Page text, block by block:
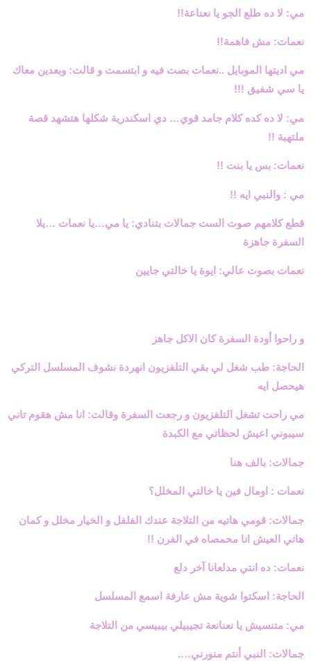
مي: لا ده طلع الجو يا نعناعة!!
نعمات: مش فاهمة!!
مي اديتها الموبايل ..نعمات بصت فيه و ابتسمت و قالت: وبعدين معاك
يا سي شفيق !!!
مي: لا ده كده كلام جامد قوي… دي اسكندرية شكلها هتشهد قصة
ملتهبة !!
نعمات: بس يا بنت !!
مي : والنبي ايه !!
قطع كلامهم صوت الست جمالات بتنادي: يا مي…يا نعمات …يلا
السفرة جاهزة
نعمات بصوت عالي: ايوة يا خالتي جايين
و راحوا أودة السفرة كان الاكل جاهز
الحاجة: طب شغل لي بقي التلفزيون انهردة نشوف المسلسل التركي
هيحصل ايه
مي راحت تشغل التلفزيون و رجعت السفرة وقالت: انا مش هقوم تاني
سيبوني اعيش لحظاتي مع الكبدة
جمالات: بالف هنا
نعمات : اومال فين يا خالتي المخلل؟
جمالات: قومي هاتيه من التلاجة عندك الفلفل و الخيار مخلل و كمان
هاتي العيش انا محمصاه في الفرن !!
نعمات: ده انتي مدلعانا آخر دلع
الحاجة: اسكتوا شوية مش عارفة اسمع المسلسل
مي: متنسيش يا نعنانعة تجيبيلي بيبيسي من التلاجة
جمالات: النبي أنتم منورني….